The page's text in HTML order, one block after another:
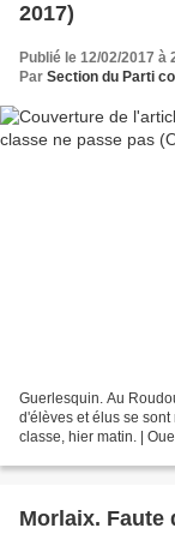
2017)
Publié le 12/02/2017 à
Par Section du Parti
Guerlesquin. Au
d'élèves et élus se
classe, hier matin. |
Morlaix. Faute